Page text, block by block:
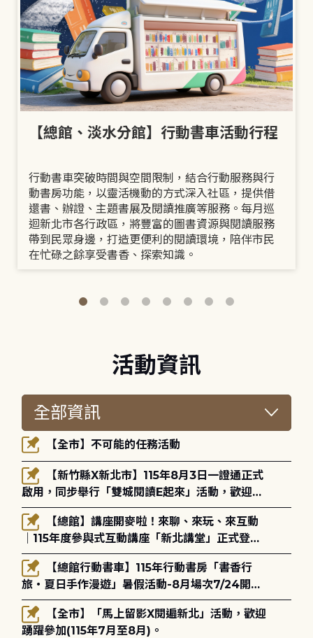
【總館、淡水分館】行動書車活動行程
行動書車突破時間與空間限制，結合行動服務與行
動書房功能，以靈活機動的方式深入社區，提供借
還書、辦證、主題書展及閱讀推廣等服務。每月巡
迴新北市各行政區，將豐富的圖書資源與閱讀服務
帶到民眾身邊，打造更便利的閱讀環境，陪伴市民
在忙碌之餘享受書香、探索知識。
活動資訊
【全市】不可能的任務活動
啟用，同步舉行「雙城閱讀E起來」活動，歡迎踴
躍參加(115年8月3日至10月4日)。
｜115年度參與式互動講座「新北講堂」正式登
場！
旅・夏日手作漫遊」暑假活動-8月場次7/24開始
報名
踴躍參加(115年7月至8月)。